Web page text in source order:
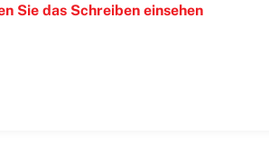
Sie das Schreiben einsehen